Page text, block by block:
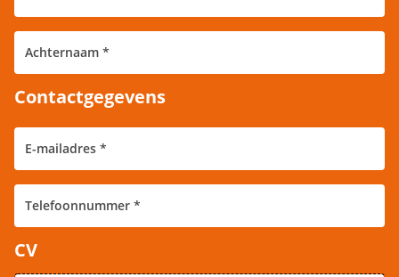
Contactgegevens
CV